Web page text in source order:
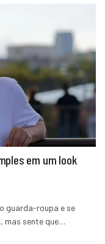
em um look
guarda-roupa e se
mas sente que…